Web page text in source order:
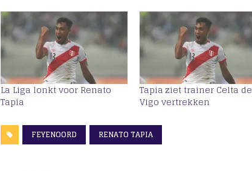
La Liga lonkt voor Renato
Tapia
Tapia ziet trainer Celta de
Vigo vertrekken
FEYENOORD RENATO TAPIA